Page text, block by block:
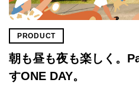
PRODUCT
朝も昼も夜も楽しく。
すONE DAY。